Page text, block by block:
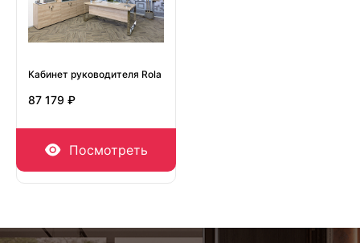
Кабинет руководителя Rola
87 179 ₽
Посмотреть